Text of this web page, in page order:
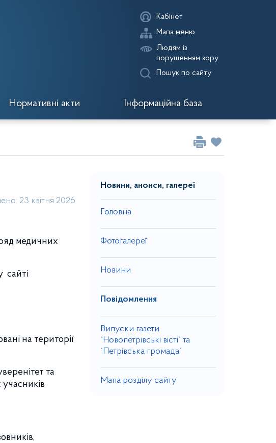
Кабінет
Мапа меню
Людям із
порушенням зору
Пошук по сайту
Нормативні акти Інформаційна база
23 квітня 2026
медичних
сайті
на території
та
учасників
Новини, анонси, галереї
Головна
Фотогалереї
Новини
Повідомлення
Випуски газети
`Новопетрівські вісті` та
`Петрівська громада`
Мапа розділу сайту